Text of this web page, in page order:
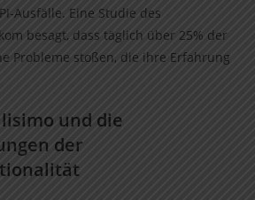
Ausfälle. Eine Studie des
besagt, dass täglich über 25% der
Probleme stoßen, die ihre Erfahrung
und die
der